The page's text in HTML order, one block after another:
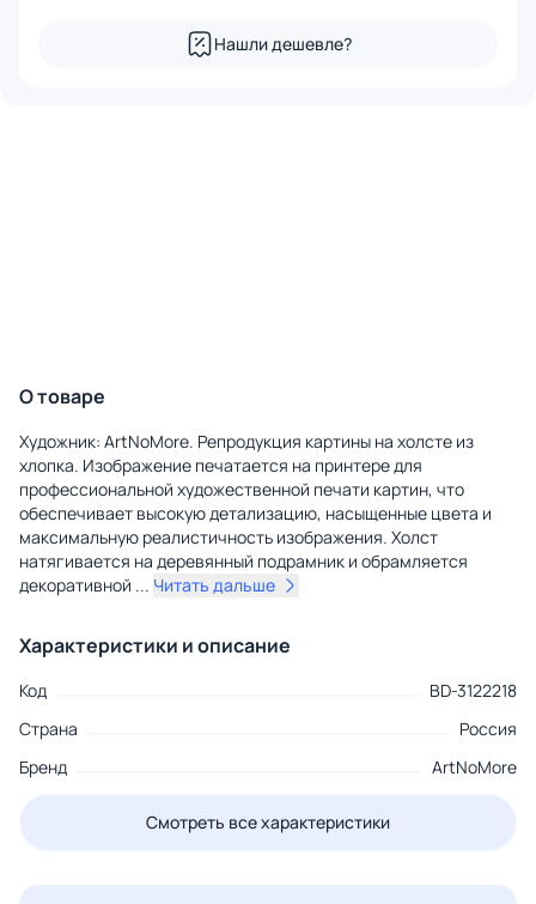
Нашли дешевле?
О товаре
Художник: ArtNoMore. Репродукция картины на холсте из
хлопка. Изображение печатается на принтере для
профессиональной художественной печати картин, что
обеспечивает высокую детализацию, насыщенные цвета и
максимальную реалистичность изображения. Холст
натягивается на деревянный подрамник и обрамляется
декоративной ... Читать дальше
Характеристики и описание
Код
BD-3122218
Страна
Россия
Бренд
ArtNoMore
Смотреть все характеристики